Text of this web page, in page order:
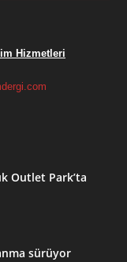
Hizmetleri
Outlet Park’ta
sürüyor